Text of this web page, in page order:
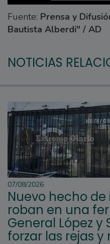
Fuente: Prensa y
Bautista Alberdi" / AD
NOTICIAS
07/08/2026
Nuevo hecho
roban en una
General López y
forzar las rejas